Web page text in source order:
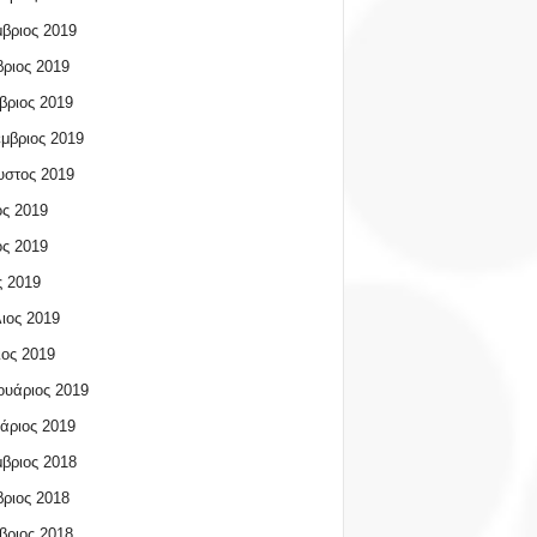
2019
2019
2019
2019
2019
2019
2019
2019
2019
2019
2019
2019
2018
2018